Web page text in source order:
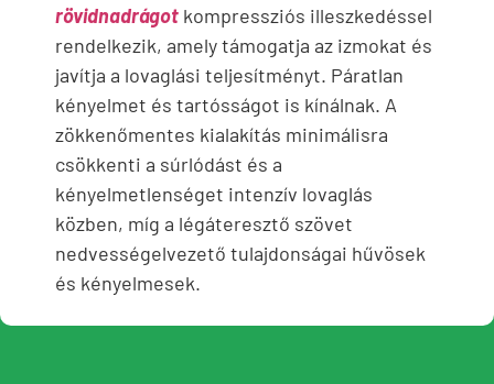
rövidnadrágot kompressziós illeszkedéssel
rendelkezik, amely támogatja az izmokat és
javítja a lovaglási teljesítményt. Páratlan
kényelmet és tartósságot is kínálnak. A
zökkenőmentes kialakítás minimálisra
csökkenti a súrlódást és a
kényelmetlenséget intenzív lovaglás
közben, míg a légáteresztő szövet
nedvességelvezető tulajdonságai hűvösek
és kényelmesek.